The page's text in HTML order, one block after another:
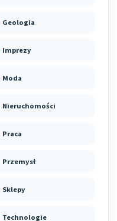
Geologia
Imprezy
Moda
Nieruchomości
Praca
Przemysł
Sklepy
Technologie